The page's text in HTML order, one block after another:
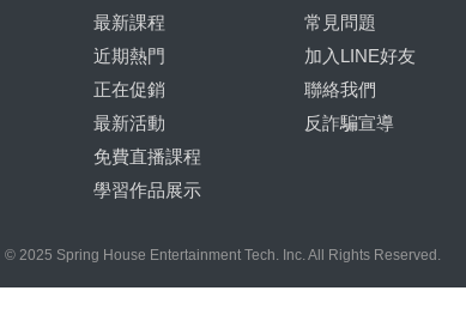
最新課程
近期熱門
正在促銷
最新活動
免費直播課程
學習作品展示
常見問題
加入LINE好友
聯絡我們
反詐騙宣導
© 2025 Spring House Entertainment Tech. Inc. All Rights Reserved.